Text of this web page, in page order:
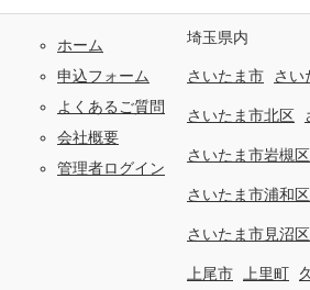
ホーム
申込フォーム
よくあるご質問
会社概要
管理者ログイン
埼玉県内
さいたま市 さい
さいたま市北区
さいたま市岩槻区
さいたま市浦和区
さいたま市見沼区
上尾市 上里町